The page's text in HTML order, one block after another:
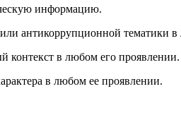
информацию.
антикоррупционной тематики в
контекст в любом его проявлении.
в любом ее проявлении.